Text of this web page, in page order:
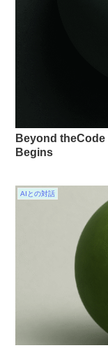
Beyond
Begins
AIとの対話